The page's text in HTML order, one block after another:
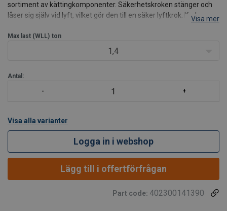
sortiment av kättingkomponenter. Säkerhetskroken stänger och
låser sig själv vid lyft, vilket gör den till en säker lyftkrok. Kroken
Spärren kan inte tas bort.
Visa mer
Max last (WLL) ton
1,4
Antal:
Visa alla varianter
Logga in i webshop
Lägg till i offertförfrågan
Part code: 402300141390